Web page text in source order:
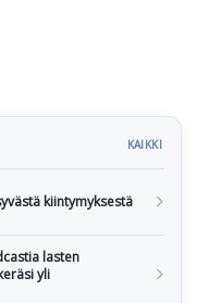
KAIKKI
kiintymyksestä
lasten
yli